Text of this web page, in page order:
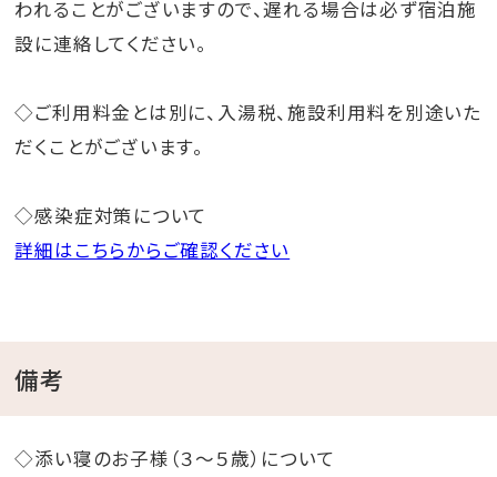
われることがございますので、遅れる場合は必ず宿泊施
設に連絡してください。
◇ご利用料金とは別に、入湯税、施設利用料を別途いた
だくことがございます。
◇感染症対策について
詳細はこちらからご確認ください
備考
◇添い寝のお子様（３～５歳）について